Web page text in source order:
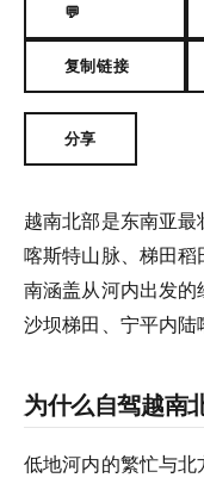
💬
复制链接
分享
越南北部是东南亚
喀斯特山脉、梯田
南涵盖从河内出发
沙坝梯田、宁平内陆
为什么自驾越南
低地河内的繁忙与